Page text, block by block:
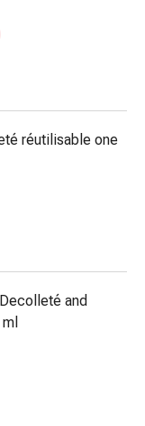
réutilisable one
and